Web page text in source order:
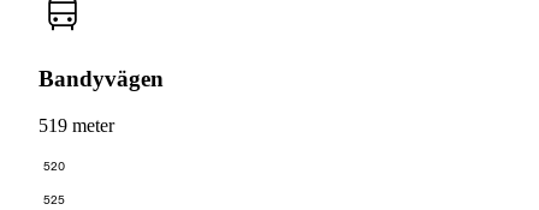
Bandyvägen
519 meter
520
525